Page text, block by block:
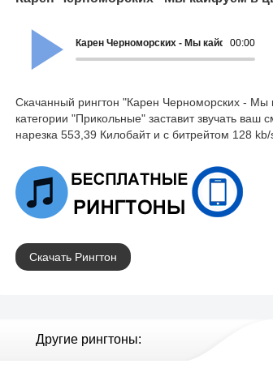
00:00
Карен Черноморских - Мы кайфуем в
Скачанный рингтон "Карен Черноморских -
категории "Прикольные" заставит звучать
нарезка 553,39 Килобайт и с битрейтом 128 kb/
Скачать Рингтон
Другие рингтоны: